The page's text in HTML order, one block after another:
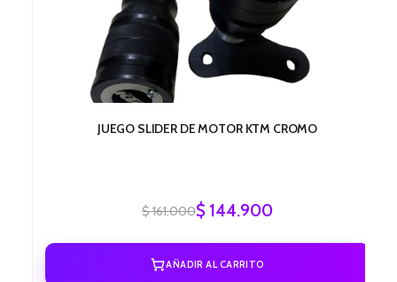
JUEGO SLIDER DE MOTOR KTM CROMO
$161.000$ 144.900
AÑADIR AL CARRITO